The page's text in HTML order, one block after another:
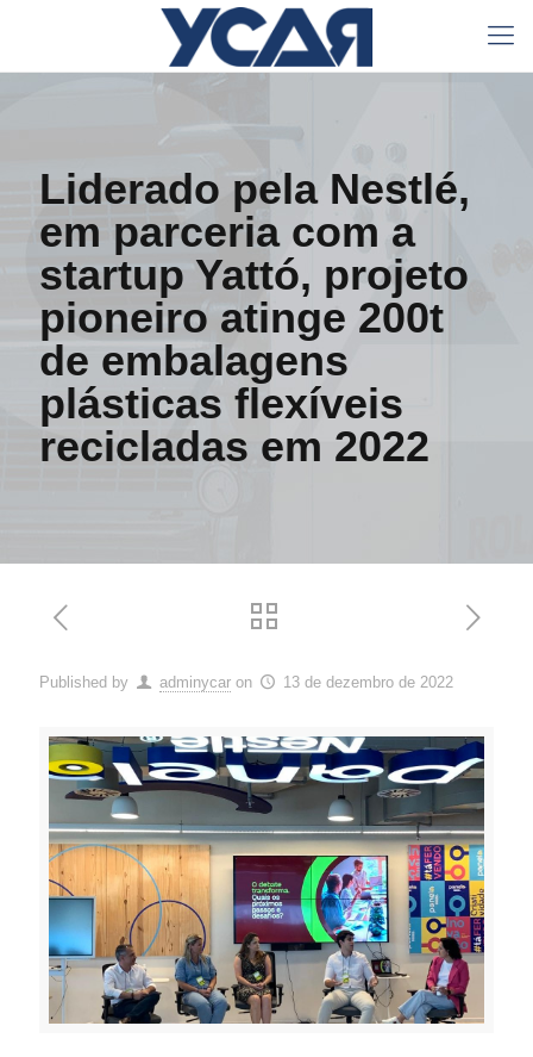
Liderado pela Nestlé,
em parceria com a
startup Yattó, projeto
pioneiro atinge 200t
de embalagens
plásticas flexíveis
recicladas em 2022
Published by adminycar on 13 de dezembro de 2022